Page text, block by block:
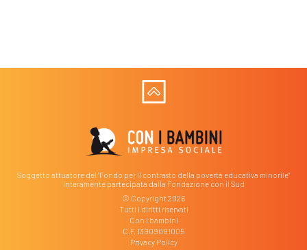
Soggetto attuatore del "Fondo per il contrasto della povertà educativa minorile"
interamente partecipata dalla Fondazione con il Sud
© Copyright 2026
Tutti i diritti riservati
Con i bambini
C.F. 13909081005
Privacy Policy